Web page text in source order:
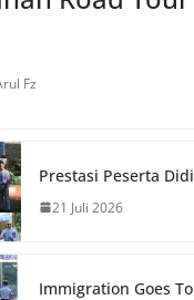
Fz
Prestasi Peserta
21 Juli 2026
Immigration Goes